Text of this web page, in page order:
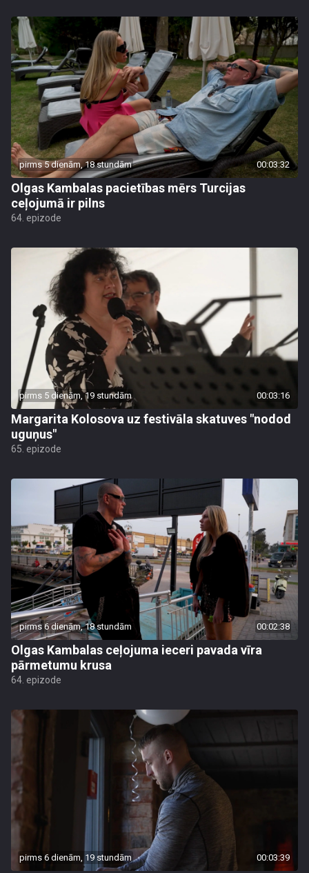
pirms 5 dienām, 18 stundām 00:03:32
Olgas Kambalas pacietības mērs Turcijas
ceļojumā ir pilns
64. epizode
pirms 5 dienām, 19 stundām 00:03:16
Margarita Kolosova uz festivāla skatuves "nodod
uguņus"
65. epizode
pirms 6 dienām, 18 stundām 00:02:38
Olgas Kambalas ceļojuma ieceri pavada vīra
pārmetumu krusa
64. epizode
pirms 6 dienām, 19 stundām 00:03:39